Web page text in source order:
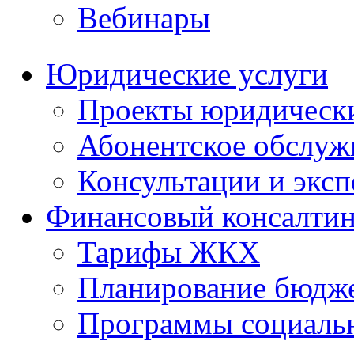
Вебинары
Юридические услуги
Проекты
Абонентское
Консультации и
Финансовый
Тарифы ЖКХ
Планирование
Программы